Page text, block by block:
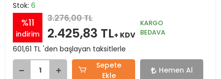
Stok: 6
%11
indirim
3.276,00 TL
2.425,83 TL+ KDV
KARGO
BEDAVA
601,61 TL 'den başlayan taksitlerle
Sepete
Ekle
Hemen Al